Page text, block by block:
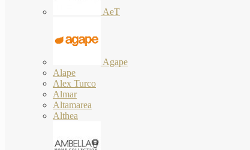
AeT
Agape
Alape
Alex Turco
Almar
Altamarea
Althea